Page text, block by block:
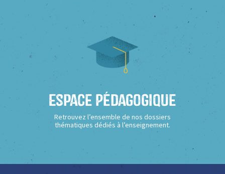
Espace Pédagogique
Retrouvez l’ensemble de nos dossiers
thématiques dédiés à l’enseignement.